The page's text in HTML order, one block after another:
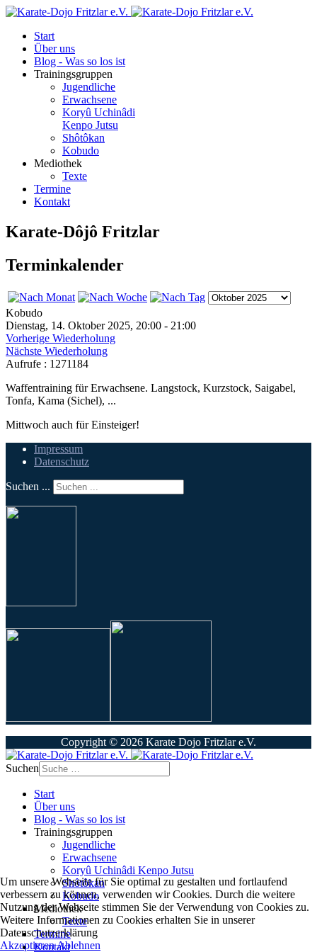
Start
Über uns
Blog - Was so los ist
Trainingsgruppen
Jugendliche
Erwachsene
Koryû Uchinâdi
Kenpo Jutsu
Shôtôkan
Kobudo
Mediothek
Texte
Termine
Kontakt
Karate-Dôjô Fritzlar
Terminkalender
Kobudo
Dienstag, 14. Oktober 2025, 20:00 - 21:00
Vorherige Wiederholung
Nächste Wiederholung
Aufrufe : 1271184
Waffentraining für Erwachsene. Langstock, Kurzstock, Saigabel,
Tonfa, Kama (Sichel), ...
Mittwoch auch für Einsteiger!
Impressum
Datenschutz
Suchen ...
Copyright © 2026 Karate Dojo Fritzlar e.V.
Suchen
Start
Über uns
Blog - Was so los ist
Trainingsgruppen
Jugendliche
Erwachsene
Koryû Uchinâdi Kenpo Jutsu
Shôtôkan
Kobudo
Mediothek
Texte
Termine
Kontakt
Um unsere Webseite für Sie optimal zu gestalten und fortlaufend
verbessern zu können, verwenden wir Cookies. Durch die weitere
Nutzung der Webseite stimmen Sie der Verwendung von Cookies zu.
Weitere Informationen zu Cookies erhalten Sie in unserer
Datenschutzerklärung
AkzeptierenAblehnen